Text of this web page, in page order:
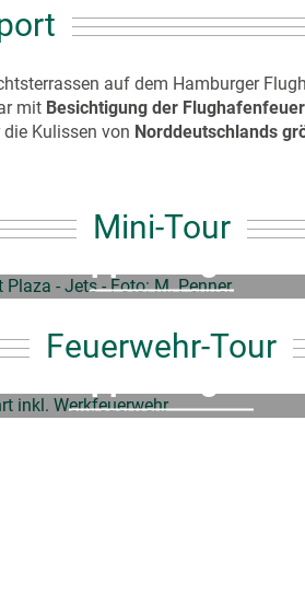
auf dem Hamburger
mit Besichtigung der
Kulissen von Norddeutschlands
Mini-Tour
239,50€
Feuerwehr-Tour
344,50€